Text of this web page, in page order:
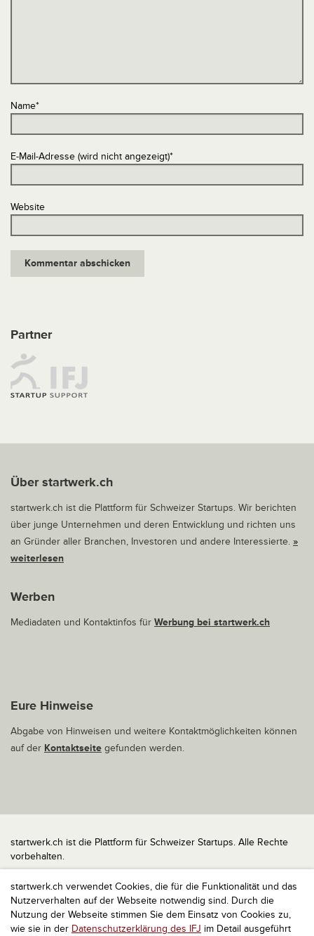
startwerk.ch verwendet Cookies, die für die Funktionalität und das
Nutzerverhalten auf der Webseite notwendig sind. Durch die
Nutzung der Webseite stimmen Sie dem Einsatz von Cookies zu,
wie sie in der Datenschutzerklärung des IFJ im Detail ausgeführt
Name*
E-Mail-Adresse (wird nicht angezeigt)*
Website
Partner
Über startwerk.ch
startwerk.ch ist die Plattform für Schweizer Startups. Wir berichten
über junge Unternehmen und deren Entwicklung und richten uns
an Gründer aller Branchen, Investoren und andere Interessierte. »
weiterlesen
Werben
Mediadaten und Kontaktinfos für Werbung bei startwerk.ch
Eure Hinweise
Abgabe von Hinweisen und weitere Kontaktmöglichkeiten können
auf der Kontaktseite gefunden werden.
startwerk.ch ist die Plattform für Schweizer Startups. Alle Rechte
vorbehalten.
Impressum
Kontakt
nach oben